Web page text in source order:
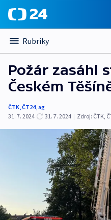
Rubriky
Požár zasáhl
Českém
ČTK,ČT24,ag
31. 7. 2024
31. 7. 2024 | Zdroj: ČTK,